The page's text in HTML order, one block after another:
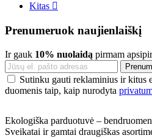
Kitas 
Prenumeruok naujienlaiškį
Ir gauk 10% nuolaidą pirmam
Sutinku gauti reklaminius ir kitus
duomenis taip, kaip nurodyta
Ekologiška parduotuvė –
Sveikatai ir gamtai draugiškas